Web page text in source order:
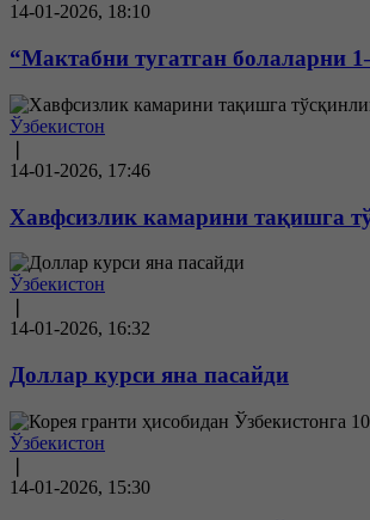
14-01-2026, 18:10
“Мактабни тугатган
Ўзбекистон
14-01-2026, 17:46
Хавфсизлик камарини тақишга
Ўзбекистон
14-01-2026, 16:32
Доллар курси яна пасайди
Ўзбекистон
14-01-2026, 15:30